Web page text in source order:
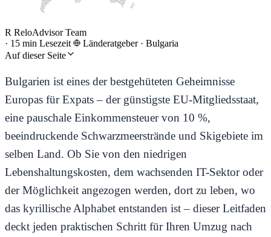
R ReloAdvisor Team
· 15 min Lesezeit Länderatgeber · Bulgaria
Auf dieser Seite
Bulgarien ist eines der bestgehüteten Geheimnisse
Europas für Expats – der günstigste EU-Mitgliedsstaat,
eine pauschale Einkommensteuer von 10 %,
beeindruckende Schwarzmeerstrände und Skigebiete im
selben Land. Ob Sie von den niedrigen
Lebenshaltungskosten, dem wachsenden IT-Sektor oder
der Möglichkeit angezogen werden, dort zu leben, wo
das kyrillische Alphabet entstanden ist – dieser Leitfaden
deckt jeden praktischen Schritt für Ihren Umzug nach